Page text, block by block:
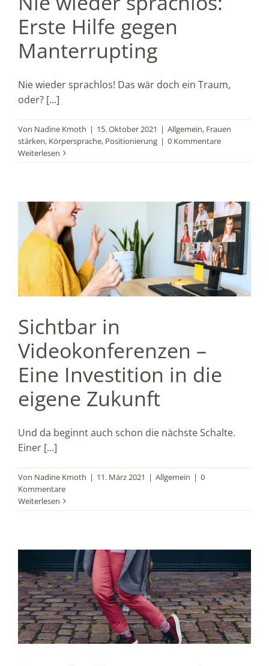
Erste Hilfe gegen
Manterrupting
Nie wieder sprachlos! Das wär doch ein Traum,
oder? [...]
Von Nadine Kmoth | 15. Oktober 2021 | Allgemein, Frauen
stärken, Körpersprache, Positionierung | 0 Kommentare
Weiterlesen
Sichtbar in
Videokonferenzen –
Eine Investition in die
eigene Zukunft
Und da beginnt auch schon die nächste Schalte.
Einer [...]
Von Nadine Kmoth | 11. März 2021 | Allgemein | 0
Kommentare
Weiterlesen